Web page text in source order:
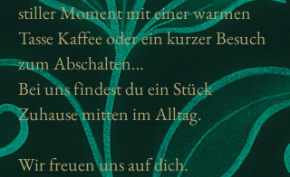
stiller Moment mit einer warmen
Tasse Kaffee oder ein kurzer Besuch
zum Abschalten…
Bei uns findest du ein Stück
Zuhause mitten im Alltag.
Wir freuen uns auf dich.